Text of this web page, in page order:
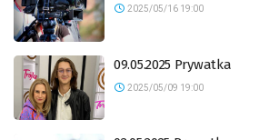
2025/05/16 19:00
09.05.2025 Prywatka
2025/05/09 19:00